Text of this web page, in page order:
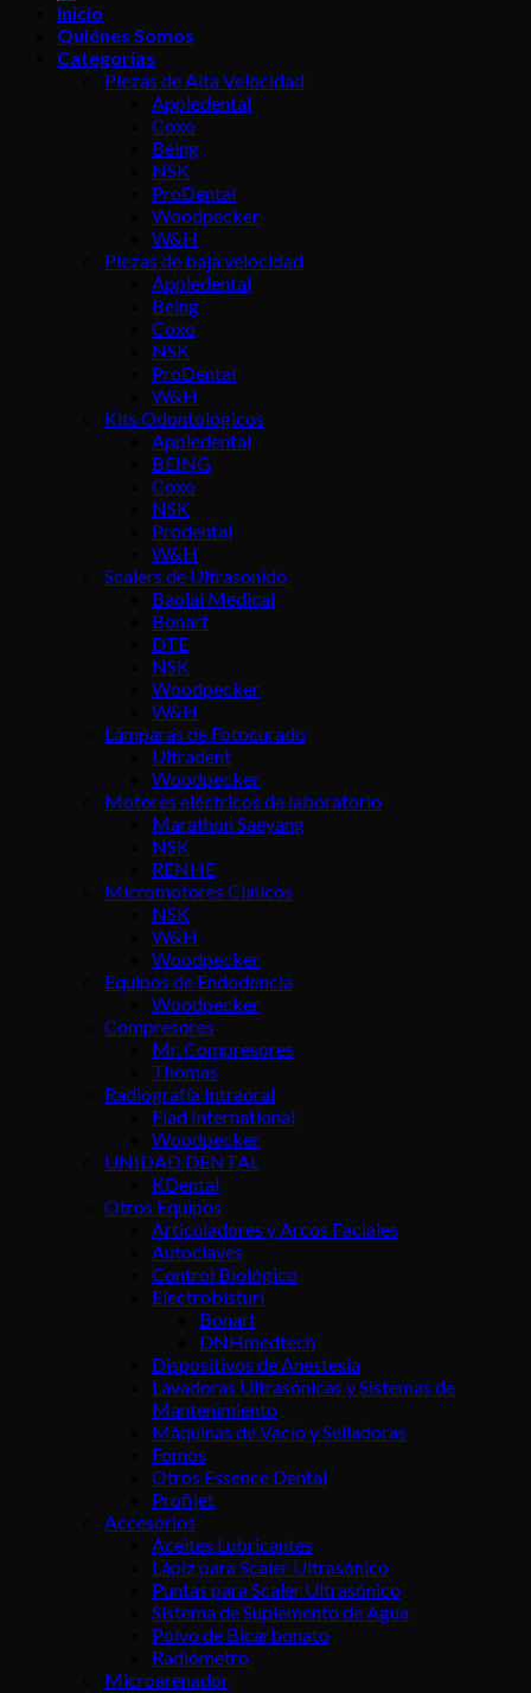
Inicio
Quiénes Somos
Categorías
Piezas de Alta Velocidad
Appledental
Coxo
Being
NSK
ProDental
Woodpecker
W&H
Piezas de baja velocidad
Appledental
Being
Coxo
NSK
ProDental
W&H
Kits Odontológicos
Appledental
BEING
Coxo
NSK
Prodental
W&H
Scalers de Ultrasonido
Baolai Medical
Bonart
DTE
NSK
Woodpecker
W&H
Lámparas de Fotocurado
Ultradent
Woodpecker
Motores eléctricos de laboratorio
Marathon Saeyang
NSK
RENHE
Micromotores Clínicos
NSK
W&H
Woodpecker
Equipos de Endodoncia
Woodpecker
Compresores
Mr. Compresores
Thomas
Radiografía Intraoral
Fiad International
Woodpecker
UNIDAD DENTAL
KDental
Otros Equipos
Articuladores y Arcos Faciales
Autoclaves
Control Biológico
Electrobisturí
Bonart
DNHmedtech
Dispositivos de Anestesia
Lavadoras Ultrasónicas y Sistemas de
Mantenimiento
Máquinas de Vacío y Selladoras
Fomos
Otros Essence Dental
Profijet
Accesorios
Aceites Lubricantes
Lápiz para Scaler Ultrasónico
Puntas para Scaler Ultrasónico
Sistema de Suplemento de Agua
Polvo de Bicarbonato
Radiómetro
Microarenador